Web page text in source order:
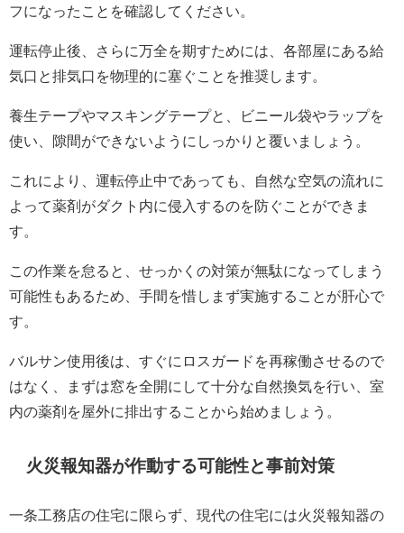
フになったことを確認してください。
運転停止後、さらに万全を期すためには、各部屋にある給
気口と排気口を物理的に塞ぐことを推奨します。
養生テープやマスキングテープと、ビニール袋やラップを
使い、隙間ができないようにしっかりと覆いましょう。
これにより、運転停止中であっても、自然な空気の流れに
よって薬剤がダクト内に侵入するのを防ぐことができま
す。
この作業を怠ると、せっかくの対策が無駄になってしまう
可能性もあるため、手間を惜しまず実施することが肝心で
す。
バルサン使用後は、すぐにロスガードを再稼働させるので
はなく、まずは窓を全開にして十分な自然換気を行い、室
内の薬剤を屋外に排出することから始めましょう。
火災報知器が作動する可能性と事前対策
一条工務店の住宅に限らず、現代の住宅には火災報知器の